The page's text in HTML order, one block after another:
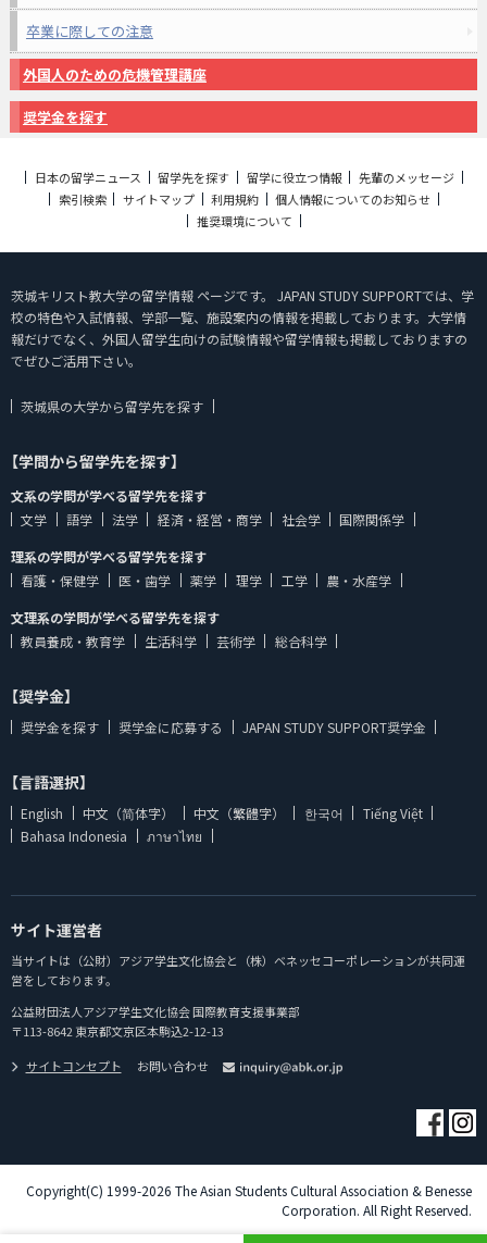
卒業に際しての注意
外国人のための危機管理講座
奨学金を探す
日本の留学ニュース 留学先を探す 留学に役立つ情報
先輩のメッセージ
索引検索
サイトマップ 利用規約
個人情報についてのお知らせ
推奨環境について
茨城キリスト教大学の留学情報 ページです。 JAPAN STUDY SUPPORTでは、学
校の特色や入試情報、学部一覧、施設案内の情報を掲載しております。大学情
報だけでなく、外国人留学生向けの試験情報や留学情報も掲載しておりますの
でぜひご活用下さい。
茨城県の大学から留学先を探す
【学問から留学先を探す】
文系の学問が学べる留学先を探す
文学
語学 法学 経済・経営・商学 社会学
国際関係学
理系の学問が学べる留学先を探す
看護・保健学
医・歯学 薬学 理学 工学
農・水産学
文理系の学問が学べる留学先を探す
教員養成・教育学
生活科学 芸術学 総合科学
【奨学金】
奨学金を探す 奨学金に応募する JAPAN STUDY SUPPORT奨学金
【言語選択】
English 中文（简体字） 中文（繁體字） 한국어
Tiếng Việt
Bahasa Indonesia
ภาษาไทย
サイト運営者
当サイトは（公財）アジア学生文化協会と（株）ベネッセコーポレーションが共同運
営をしております。
公益財団法人アジア学生文化協会 国際教育支援事業部
〒113-8642 東京都文京区本駒込2-12-13
サイトコンセプト
お問い合わせ
Copyright(C) 1999-2026 The Asian Students Cultural Association & Benesse
Corporation. All Right Reserved.